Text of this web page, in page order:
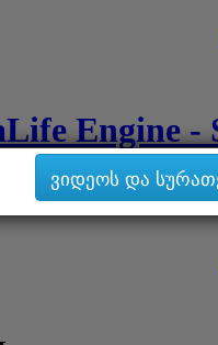
Engine -
ვიდეოს და